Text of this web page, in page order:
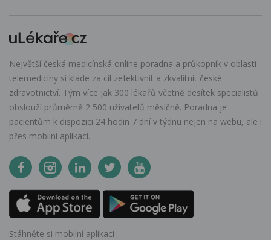
Největší česká medicínská online poradna a průkopník v oblasti
telemedicíny si klade za cíl zefektivnit a zkvalitnit české
zdravotnictví. Tým více jak 300 lékařů včetně desítek specialistů
obslouží průměrně 2 500 uživatelů měsíčně. Poradna je
pacientům k dispozici 24 hodin 7 dní v týdnu nejen na webu, ale i
přes mobilní aplikaci.
Stáhněte si mobilní aplikaci